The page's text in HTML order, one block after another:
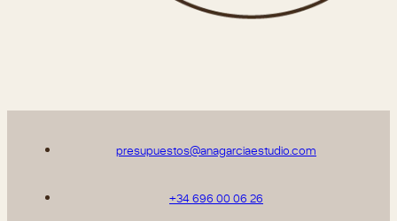
presupuestos@anagarciaestudio.com
+34 696 00 06 26